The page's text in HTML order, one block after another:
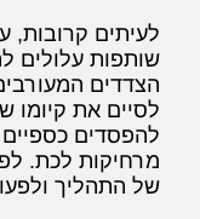
לעיתים קרובות,
שותפות עלולים
הצדדים
לסיים את קיומו
להפסדים
מרחיקות לכת.
של התהליך